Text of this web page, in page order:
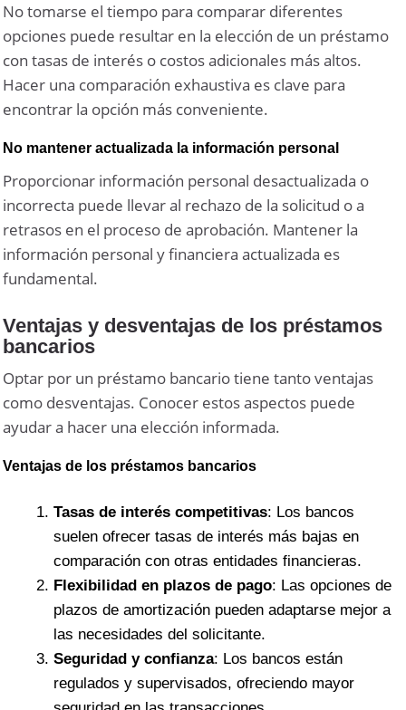
No tomarse el tiempo para comparar diferentes
opciones puede resultar en la elección de un préstamo
con tasas de interés o costos adicionales más altos.
Hacer una comparación exhaustiva es clave para
encontrar la opción más conveniente.
No mantener actualizada la información personal
Proporcionar información personal desactualizada o
incorrecta puede llevar al rechazo de la solicitud o a
retrasos en el proceso de aprobación. Mantener la
información personal y financiera actualizada es
fundamental.
Ventajas y desventajas de los préstamos
bancarios
Optar por un préstamo bancario tiene tanto ventajas
como desventajas. Conocer estos aspectos puede
ayudar a hacer una elección informada.
Ventajas de los préstamos bancarios
Tasas de interés competitivas: Los bancos
suelen ofrecer tasas de interés más bajas en
comparación con otras entidades financieras.
Flexibilidad en plazos de pago: Las opciones de
plazos de amortización pueden adaptarse mejor a
las necesidades del solicitante.
Seguridad y confianza: Los bancos están
regulados y supervisados, ofreciendo mayor